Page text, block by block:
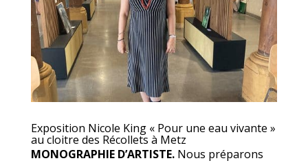
Exposition Nicole King « Pour une eau vivante »
au cloitre des Récollets à Metz
MONOGRAPHIE D’ARTISTE. Nous préparons